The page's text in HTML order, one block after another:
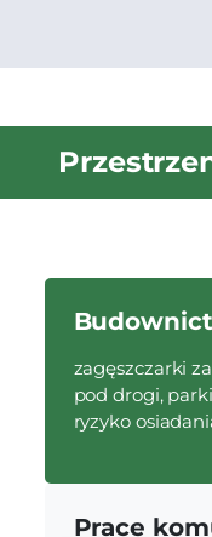
zagęszczarki
pod drogi,
ryzyko
Prace